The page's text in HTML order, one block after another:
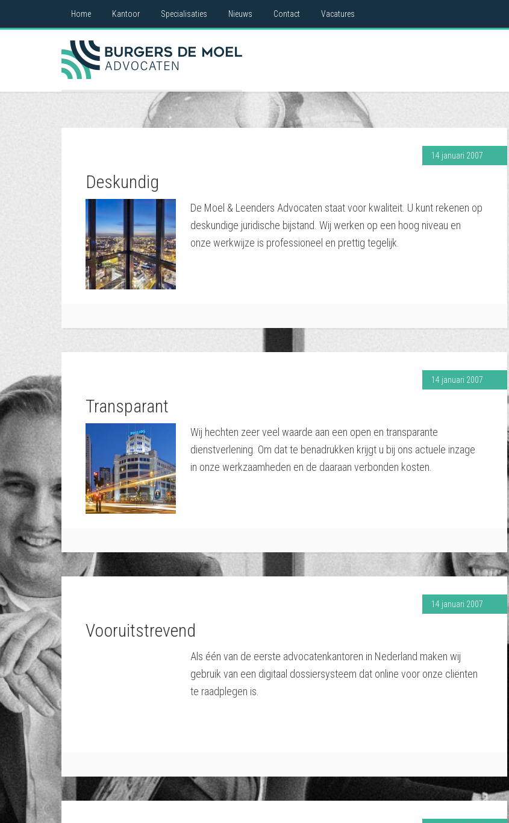
Home Kantoor Specialisaties Nieuws Contact Vacatures
14 januari 2007
Deskundig
De Moel & Leenders Advocaten staat voor kwaliteit. U kunt rekenen op
deskundige juridische bijstand. Wij werken op een hoog niveau en
onze werkwijze is professioneel en prettig tegelijk.
14 januari 2007
Transparant
Wij hechten zeer veel waarde aan een open en transparante
dienstverlening. Om dat te benadrukken krijgt u bij ons actuele inzage
in onze werkzaamheden en de daaraan verbonden kosten.
14 januari 2007
Vooruitstrevend
Als één van de eerste advocatenkantoren in Nederland maken wij
gebruik van een digitaal dossiersysteem dat online voor onze cliënten
te raadplegen is.